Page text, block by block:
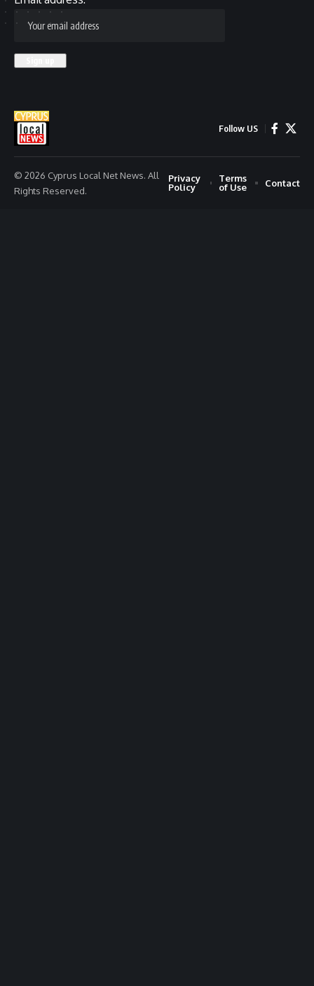
Follow US
© 2026 Cyprus Local Net News. All
Rights Reserved.
Privacy
Policy
Terms
of Use
Contact